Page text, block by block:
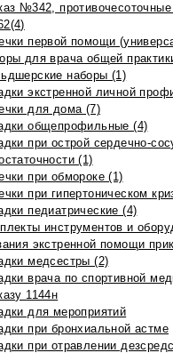
№342, противочесоточные
первой помощи
для врача общей
наборы (1)
экстренной личной
для дома (7)
общепрофильные (4)
при острой сердечно-
(1)
при обмороке (1)
при гипертоническом
педиатрические (4)
инструментов и
экстренной помощи
медсестры (2)
врача по спортивной
1144н
для мероприятий
при бронхиальной астме
при отравлении